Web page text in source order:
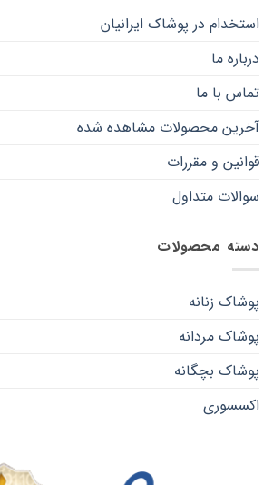
استخدام در پوشاک ایرانیان
درباره ما
تماس با ما
آخرین محصولات مشاهده شده
قوانین و مقررات
سوالات متداول
دسته محصولات
پوشاک زنانه
پوشاک مردانه
پوشاک بچگانه
اکسسوری